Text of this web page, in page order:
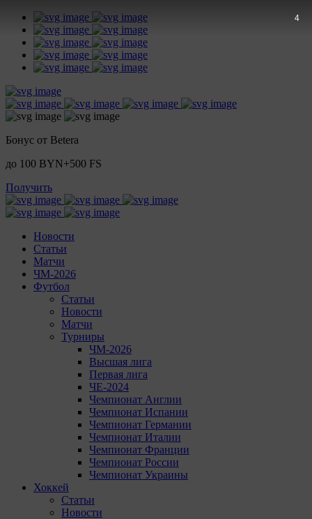
Бонус от Betera
до 100 BYN+500 FS
Получить
Новости
Статьи
Матчи
ЧМ-2026
Футбол
Статьи
Новости
Матчи
Турниры
ЧМ-2026
Высшая лига
Первая лига
ЧЕ-2024
Чемпионат Англии
Чемпионат Испании
Чемпионат Германии
Чемпионат Италии
Чемпионат Франции
Чемпионат России
Чемпионат Украины
Хоккей
Статьи
Новости
3